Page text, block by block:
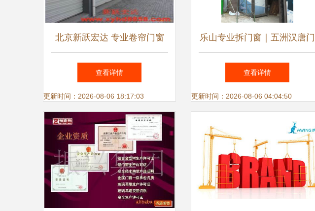
北京新跃宏达 专业卷帘门窗
厂热卖促销，优质金属门窗供
应商统一价格服务
查看详情
更新时间：2026-08-06 18:17:03
乐山专业拆门窗｜五洲汉唐门
市拆除，预祝装修顺利，空调
设备高效就位
查看详情
更新时间：2026-08-06 04:04:50